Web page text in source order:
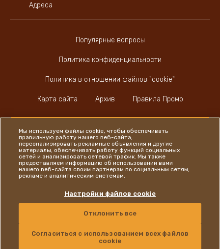
КОНТАКТЫ RUSSIAN
Популярные вопросы
Политика конфиденциальности
Политика в отношении файлов "cookie"
Карта сайта Архив Правила Промо
Адреса
Copyright © Ferrero 2026
Instagram
LinkedIn
Facebook
Мы используем файлы cookie, чтобы обеспечивать
правильную работу нашего веб-сайта,
персонализировать рекламные объявления и другие
материалы, обеспечивать работу функций социальных
сетей и анализировать сетевой трафик. Мы также
предоставляем информацию об использовании вами
нашего веб-сайта своим партнерам по социальным сетям,
рекламе и аналитическим системам.
Настройки файлов cookie
Отклонить все
Согласиться с использованием всех файлов
cookie